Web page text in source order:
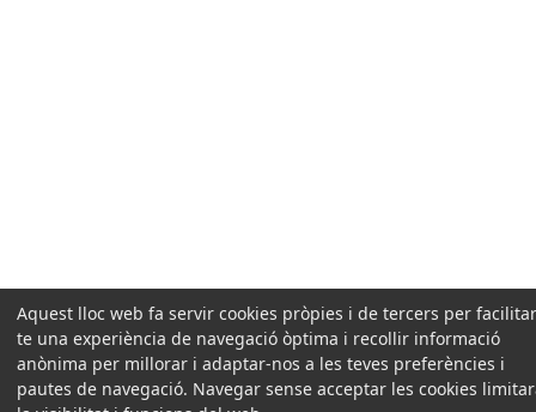
Aquest lloc web fa servir cookies pròpies i de tercers per
te una experiència de navegació òptima i recollir informació
anònima per millorar i adaptar-nos a les teves preferències i
pautes de navegació. Navegar sense acceptar les cookies